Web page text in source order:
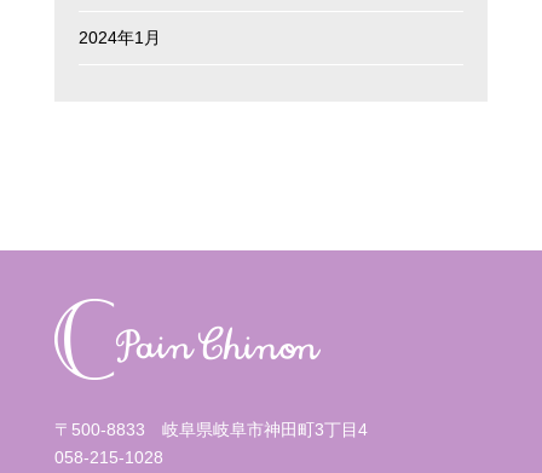
2024年1月
〒500-8833 岐阜県岐阜市神田町3丁目4
058-215-1028